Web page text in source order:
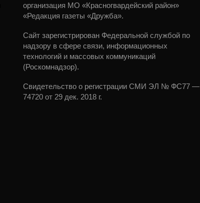
организация МО «Красногвардейский район»
«Редакция газеты «Дружба».
Сайт зарегистрирован Федеральной службой по
надзору в сфере связи, информационных
технологий и массовых коммуникаций
(Роскомнадзор).
Свидетельство о регистрации СМИ ЭЛ № ФС77 —
74720 от 29 дек. 2018 г.